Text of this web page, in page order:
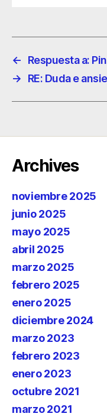
←
Respuesta a:
→
RE: Duda e
Archives
noviembre 2025
junio 2025
mayo 2025
abril 2025
marzo 2025
febrero 2025
enero 2025
diciembre 2024
marzo 2023
febrero 2023
enero 2023
octubre 2021
marzo 2021